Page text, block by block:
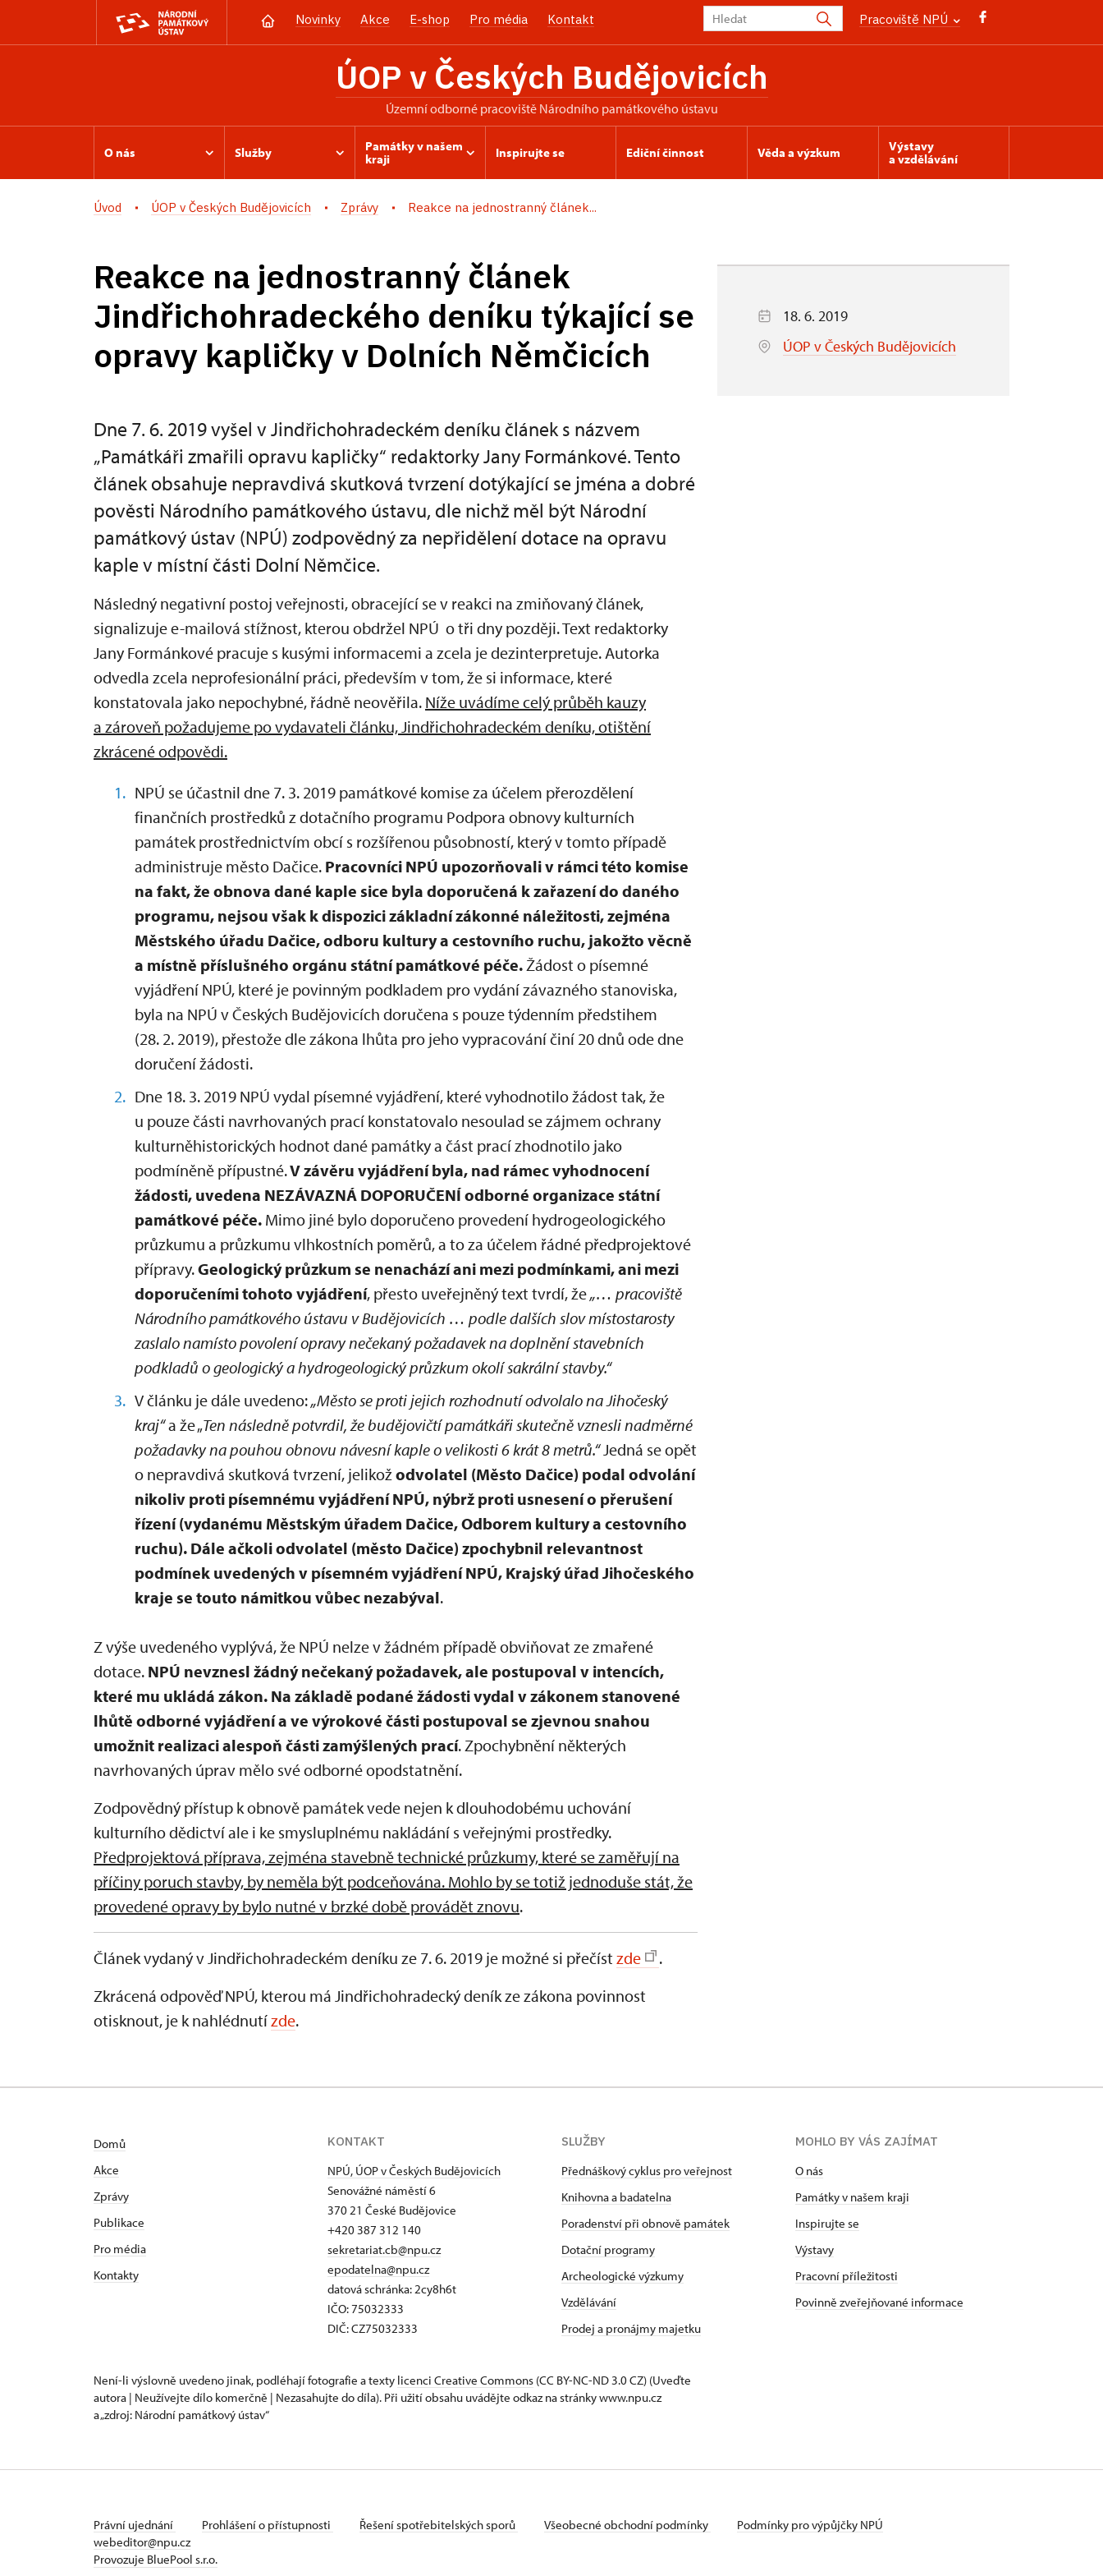
Novinky Akce E-shop Pro média Kontakt Pracoviště NPÚ
ÚOP v Českých Budějovicích
územní odborné pracoviště Národního památkového ústavu
O nás Služby
Památky v našem
kraji
Inspirujte se Ediční činnost Věda a výzkum
Výstavy
a vzdělávání
Úvod ÚOP v Českých Budějovicích Zprávy Reakce na jednostranný článek...
Reakce na jednostranný článek
Jindřichohradeckého deníku týkající se
opravy kapličky v Dolních Němčicích
Dne 7. 6. 2019 vyšel v Jindřichohradeckém deníku článek s názvem
„Památkáři zmařili opravu kapličky“ redaktorky Jany Formánkové. Tento
článek obsahuje nepravdivá skutková tvrzení dotýkající se jména a dobré
pověsti Národního památkového ústavu, dle nichž měl být Národní
památkový ústav (NPÚ) zodpovědný za nepřidělení dotace na opravu
kaple v místní části Dolní Němčice.
Následný negativní postoj veřejnosti, obracející se v reakci na zmiňovaný článek,
signalizuje e-mailová stížnost, kterou obdržel NPÚ o tři dny později. Text redaktorky
Jany Formánkové pracuje s kusými informacemi a zcela je dezinterpretuje. Autorka
odvedla zcela neprofesionální práci, především v tom, že si informace, které
konstatovala jako nepochybné, řádně neověřila. Níže uvádíme celý průběh kauzy
a zároveň požadujeme po vydavateli článku, Jindřichohradeckém deníku, otištění
zkrácené odpovědi.
NPÚ se účastnil dne 7. 3. 2019 památkové komise za účelem přerozdělení
finančních prostředků z dotačního programu Podpora obnovy kulturních
památek prostřednictvím obcí s rozšířenou působností, který v tomto případě
administruje město Dačice. Pracovníci NPÚ upozorňovali v rámci této komise
na fakt, že obnova dané kaple sice byla doporučená k zařazení do daného
programu, nejsou však k dispozici základní zákonné náležitosti, zejména
Městského úřadu Dačice, odboru kultury a cestovního ruchu, jakožto věcně
a místně příslušného orgánu státní památkové péče.Žádost o písemné
vyjádření NPÚ, které je povinným podkladem pro vydání závazného stanoviska,
byla na NPÚ v Českých Budějovicích doručena s pouze týdenním předstihem
(28. 2. 2019), přestože dle zákona lhůta pro jeho vypracování činí 20 dnů ode dne
doručení žádosti.
Dne 18. 3. 2019 NPÚ vydal písemné vyjádření, které vyhodnotilo žádost tak, že
u pouze části navrhovaných prací konstatovalo nesoulad se zájmem ochrany
kulturněhistorických hodnot dané památky a část prací zhodnotilo jako
podmíněně přípustné.V závěru vyjádření byla, nad rámec vyhodnocení
žádosti, uvedena NEZÁVAZNÁ DOPORUČENÍ odborné organizace státní
památkové péče. Mimo jiné bylo doporučeno provedení hydrogeologického
průzkumu a průzkumu vlhkostních poměrů, a to za účelem řádné předprojektové
přípravy.Geologický průzkum se nenachází ani mezi podmínkami, ani mezi
doporučeními tohoto vyjádření, přesto uveřejněný text tvrdí, že„… pracoviště
Národního památkového ústavu v Budějovicích … podle dalších slov místostarosty
zaslalo namísto povolení opravy nečekaný požadavek na doplnění stavebních
podkladů o geologický a hydrogeologický průzkum okolí sakrální stavby.“
V článku je dále uvedeno:„Město se proti jejich rozhodnutí odvolalo na Jihočeský
kraj“a že „Ten následně potvrdil, že budějovičtí památkáři skutečně vznesli nadměrné
požadavky na pouhou obnovu návesní kaple o velikosti 6 krát 8 metrů.“Jedná se opět
o nepravdivá skutková tvrzení, jelikožodvolatel (Město Dačice) podal odvolání
nikoliv proti písemnému vyjádření NPÚ, nýbrž proti usnesení o přerušení
řízení (vydanému Městským úřadem Dačice, Odborem kultury a cestovního
ruchu). Dále ačkoli odvolatel (město Dačice) zpochybnil relevantnost
podmínek uvedených v písemném vyjádření NPÚ, Krajský úřad Jihočeského
kraje se touto námitkou vůbec nezabýval.
Z výše uvedeného vyplývá, že NPÚ nelze v žádném případě obviňovat ze zmařené
dotace. NPÚ nevznesl žádný nečekaný požadavek, ale postupoval v intencích,
které mu ukládá zákon. Na základě podané žádosti vydal v zákonem stanovené
lhůtě odborné vyjádření a ve výrokové části postupoval se zjevnou snahou
umožnit realizaci alespoň části zamýšlených prací. Zpochybnění některých
navrhovaných úprav mělo své odborné opodstatnění.
Zodpovědný přístup k obnově památek vede nejen k dlouhodobému uchování
kulturního dědictví ale i ke smysluplnému nakládání s veřejnými prostředky.
Předprojektová příprava, zejména stavebně technické průzkumy, které se zaměřují na
příčiny poruch stavby, by neměla být podceňována. Mohlo by se totiž jednoduše stát, že
provedené opravy by bylo nutné v brzké době provádět znovu.
Článek vydaný v Jindřichohradeckém deníku ze 7. 6. 2019 je možné si přečíst zde
.
Zkrácená odpověď NPÚ, kterou má Jindřichohradecký deník ze zákona povinnost
otisknout, je k nahlédnutízde.
18. 6. 2019
ÚOP v Českých Budějovicích
Domů
Akce
Zprávy
Publikace
Pro média
Kontakty
KONTAKT
NPÚ, ÚOP v Českých Budějovicích
Senovážné náměstí 6
370 21 České Budějovice
+420 387 312 140
sekretariat.cb@npu.cz
epodatelna@npu.cz
datová schránka: 2cy8h6t​
IČO: 75032333
DIČ: CZ75032333
SLUŽBY
Přednáškový cyklus pro veřejnost
Knihovna a badatelna
Poradenství při obnově památek
Dotační programy
Archeologické výzkumy
Vzdělávání
Prodej a pronájmy majetku
MOHLO BY VÁS ZAJÍMAT
O nás
Památky v našem kraji
Inspirujte se
Výstavy
Pracovní příležitosti
Povinně zveřejňované informace
Není-li výslovně uvedeno jinak, podléhají fotografie a texty licenci Creative Commons (CC BY-NC-ND 3.0 CZ) (Uveďte
autora | Neužívejte dílo komerčně | Nezasahujte do díla). Při užití obsahu uvádějte odkaz na stránky www.npu.cz
a „zdroj: Národní památkový ústav“
Právní ujednání Prohlášení o přístupnosti Řešení spotřebitelských sporů Všeobecné obchodní podmínky
Podmínky pro výpůjčky NPÚ
webeditor@npu.cz
Provozuje BluePool s.r.o.